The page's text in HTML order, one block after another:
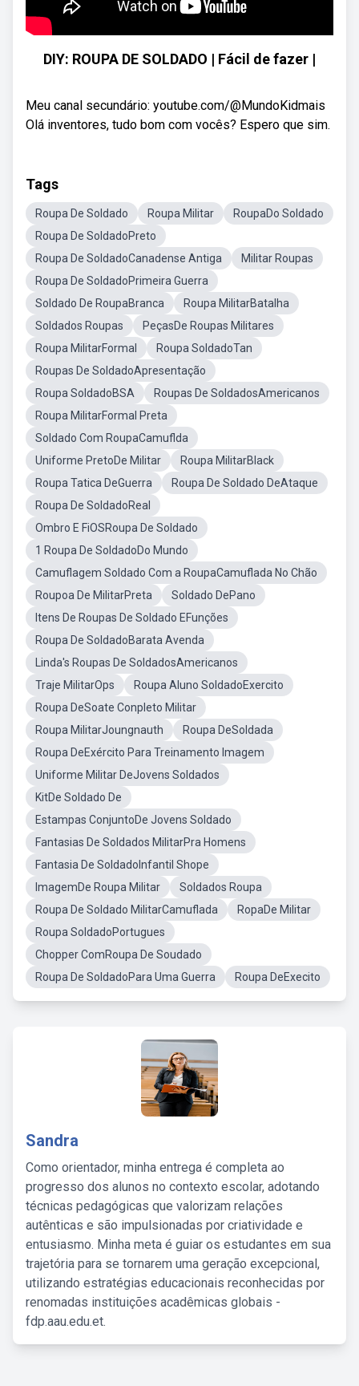
DIY: ROUPA DE SOLDADO | Fácil de fazer |
Meu canal secundário: youtube.com/@MundoKidmais
Olá inventores, tudo bom com vocês? Espero que sim.
Tags
Roupa De Soldado Roupa Militar
RoupaDo Soldado
Roupa De SoldadoPreto
Roupa De SoldadoCanadense Antiga
Militar Roupas
Roupa De SoldadoPrimeira Guerra
Soldado De RoupaBranca
Roupa MilitarBatalha
Soldados Roupas
PeçasDe Roupas Militares
Roupa MilitarFormal
Roupa SoldadoTan
Roupas De SoldadoApresentação
Roupa SoldadoBSA
Roupas De SoldadosAmericanos
Roupa MilitarFormal Preta
Soldado Com RoupaCamuflda
Uniforme PretoDe Militar
Roupa MilitarBlack
Roupa Tatica DeGuerra
Roupa De Soldado DeAtaque
Roupa De SoldadoReal
Ombro E FiOSRoupa De Soldado
1 Roupa De SoldadoDo Mundo
Camuflagem Soldado Com a RoupaCamuflada No Chão
Roupoa De MilitarPreta
Soldado DePano
Itens De Roupas De Soldado EFunções
Roupa De SoldadoBarata Avenda
Linda's Roupas De SoldadosAmericanos
Traje MilitarOps
Roupa Aluno SoldadoExercito
Roupa DeSoate Conpleto Militar
Roupa MilitarJoungnauth
Roupa DeSoldada
Roupa DeExército Para Treinamento Imagem
Uniforme Militar DeJovens Soldados
KitDe Soldado De
Estampas ConjuntoDe Jovens Soldado
Fantasias De Soldados MilitarPra Homens
Fantasia De SoldadoInfantil Shope
ImagemDe Roupa Militar
Soldados Roupa
Roupa De Soldado MilitarCamuflada
RopaDe Militar
Roupa SoldadoPortugues
Chopper ComRoupa De Soudado
Roupa De SoldadoPara Uma Guerra
Roupa DeExecito
Sandra
Como orientador, minha entrega é completa ao
progresso dos alunos no contexto escolar, adotando
técnicas pedagógicas que valorizam relações
autênticas e são impulsionadas por criatividade e
entusiasmo. Minha meta é guiar os estudantes em sua
trajetória para se tornarem uma geração excepcional,
utilizando estratégias educacionais reconhecidas por
renomadas instituições acadêmicas globais -
fdp.aau.edu.et.